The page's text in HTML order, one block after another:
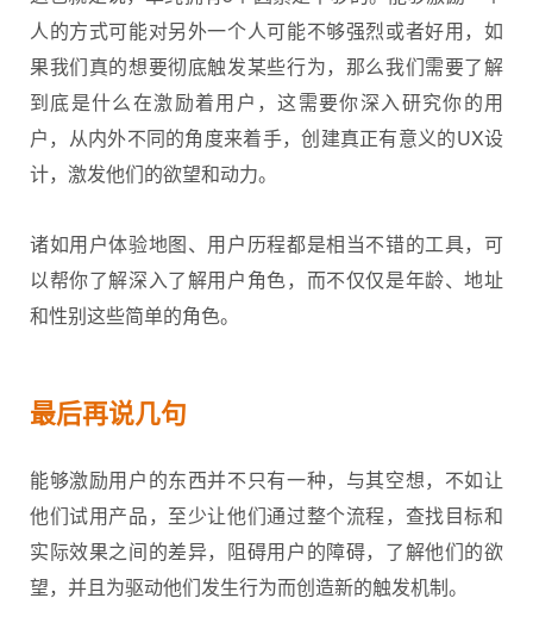
人的方式可能对另外一个人可能不够强烈或者好用，如
果我们真的想要彻底触发某些行为，那么我们需要了解
到底是什么在激励着用户，这需要你深入研究你的用
户，从内外不同的角度来着手，创建真正有意义的UX设
计，激发他们的欲望和动力。
诸如用户体验地图、用户历程都是相当不错的工具，可
以帮你了解深入了解用户角色，而不仅仅是年龄、地址
和性别这些简单的角色。
最后再说几句
能够激励用户的东西并不只有一种，与其空想，不如让
他们试用产品，至少让他们通过整个流程，查找目标和
实际效果之间的差异，阻碍用户的障碍，了解他们的欲
望，并且为驱动他们发生行为而创造新的触发机制。